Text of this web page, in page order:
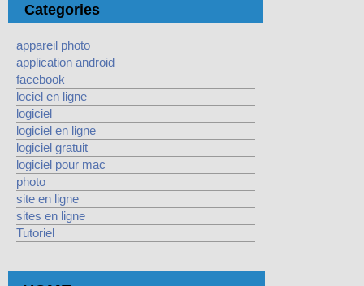
Categories
appareil photo
application android
facebook
lociel en ligne
logiciel
logiciel en ligne
logiciel gratuit
logiciel pour mac
photo
site en ligne
sites en ligne
Tutoriel